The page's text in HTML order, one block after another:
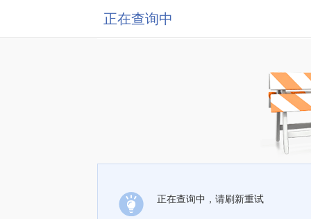
正在查询中
正在查询中，请刷新重试